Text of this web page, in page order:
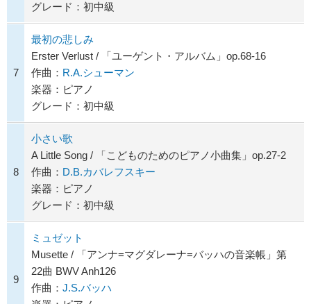
グレード：初中級
7
最初の悲しみ
Erster Verlust / 「ユーゲント・アルバム」op.68-16
作曲： R.A.シューマン
楽器：ピアノ
グレード：初中級
8
小さい歌
A Little Song / 「こどものためのピアノ小曲集」op.27-2
作曲： D.B.カバレフスキー
楽器：ピアノ
グレード：初中級
9
ミュゼット
Musette / 「アンナ=マグダレーナ=バッハの音楽帳」第
22曲 BWV Anh126
作曲： J.S.バッハ